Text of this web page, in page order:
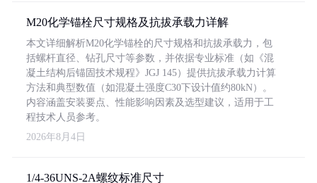
M20化学锚栓尺寸规格及抗拔承载力详解
本文详细解析M20化学锚栓的尺寸规格和抗拔承载力，包
括螺杆直径、钻孔尺寸等参数，并依据专业标准（如《混
凝土结构后锚固技术规程》JGJ 145）提供抗拔承载力计算
方法和典型数值（如混凝土强度C30下设计值约80kN）。
内容涵盖安装要点、性能影响因素及选型建议，适用于工
程技术人员参考。
2026年8月4日
1/4-36UNS-2A螺纹标准尺寸